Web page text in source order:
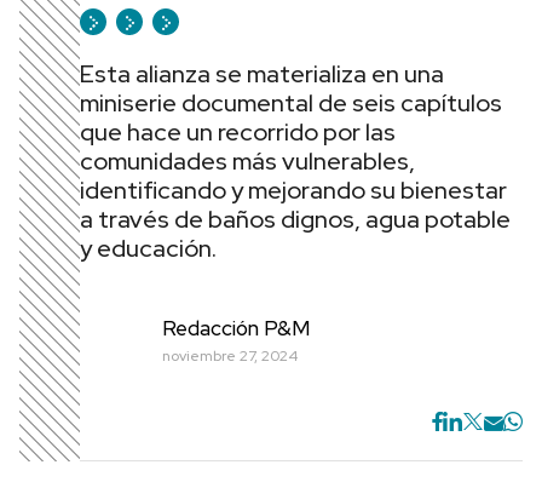
Esta alianza se materializa en una
miniserie documental de seis capítulos
que hace un recorrido por las
comunidades más vulnerables,
identificando y mejorando su bienestar
a través de baños dignos, agua potable
y educación.
Redacción P&M
noviembre 27, 2024